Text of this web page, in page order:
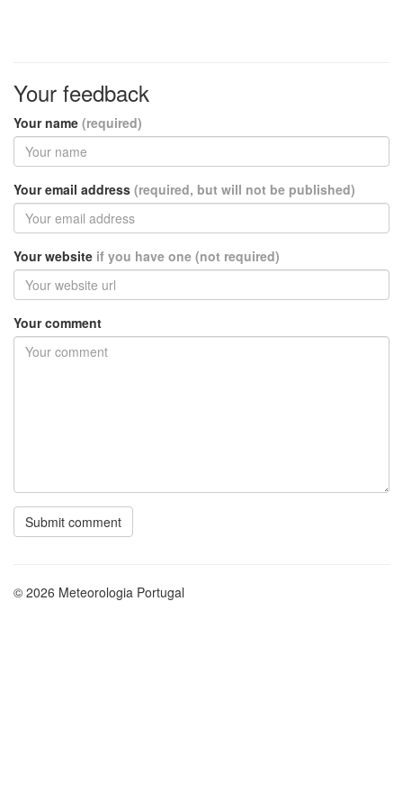
Your feedback
Your name (required)
Your email address (required, but will not be published)
Your website if you have one (not required)
Your comment
© 2026 Meteorologia Portugal